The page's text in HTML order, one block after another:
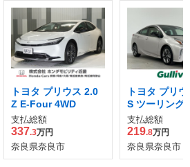
トヨタ プリウス 2.0
Z E-Four 4WD
支払総額
337.3万円
奈良県奈良市
トヨタ プリ
S ツーリング
ション
支払総額
219.8万円
奈良県奈良市